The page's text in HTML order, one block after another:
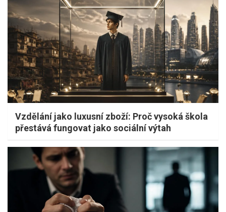
Vzdělání jako luxusní zboží: Proč vysoká škola
přestává fungovat jako sociální výtah